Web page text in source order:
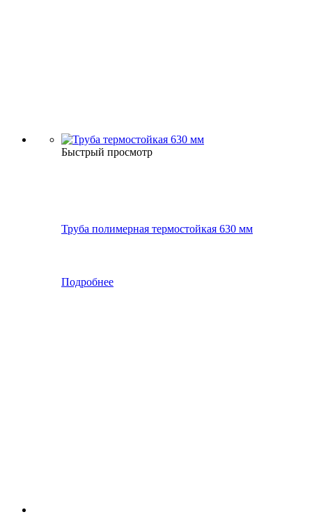
Быстрый просмотр
Труба полимерная термостойкая 630 мм
Подробнее